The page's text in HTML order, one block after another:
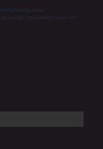
içerikleri,
halinde, ilgili içerikler yasal süre